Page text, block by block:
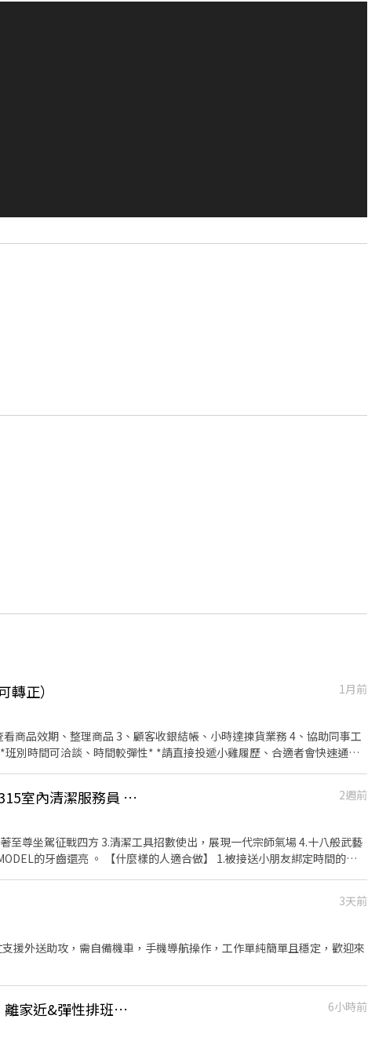
正）
1月前
商品效期、整理商品 3、顧客收銀結帳、小時達揀貨業務 4、協助同事工
別時間可洽談、時間較彈性* *請直接投遞小雞履歷、合適者會快速通知
👍 （板和） 就要你！自由排班 時薪250-315室內清潔服務員 時段隨選
2週前
至尊坐駕征戰四方 3.清潔工具招數使出，展現一代宗師氣場 4.十八般武藝
的牙齒還亮 。 【什麼樣的人適合做】 1.被接送小朋友綁定時間的帥
3天前
援外送助攻，需自備機車，手機導航操作，工作單純簡單且穩定，歡迎來
統一超商新北市永和區【昇庚門市招募】 離家近&彈性排班、歡迎二度就業/樂齡/兼職
6小時前